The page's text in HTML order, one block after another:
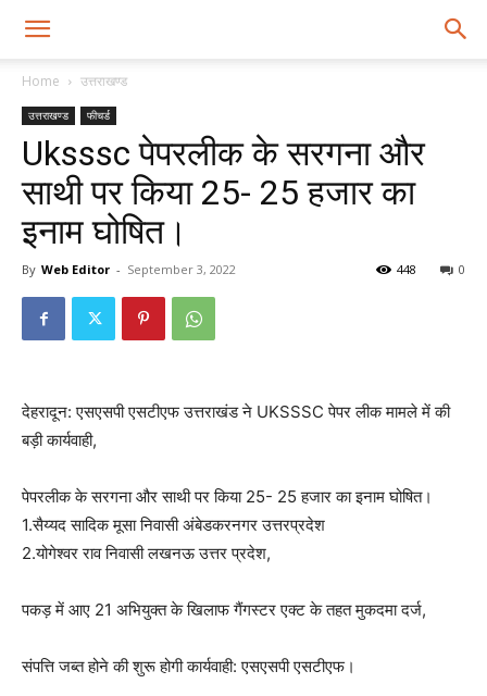
Home उत्तराखण्ड
उत्तराखण्ड फीचर्ड
Uksssc पेपरलीक के सरगना और
साथी पर किया 25- 25 हजार का
इनाम घोषित।
By Web Editor - September 3, 2022 0
448
देहरादून: एसएसपी एसटीएफ उत्तराखंड ने UKSSSC पेपर लीक मामले में की
बड़ी कार्यवाही,
पेपरलीक के सरगना और साथी पर किया 25- 25 हजार का इनाम घोषित।
1.सैय्यद सादिक मूसा निवासी अंबेडकरनगर उत्तरप्रदेश
2.योगेश्वर राव निवासी लखनऊ उत्तर प्रदेश,
पकड़ में आए 21 अभियुक्त के खिलाफ गैंगस्टर एक्ट के तहत मुकदमा दर्ज,
संपत्ति जब्त होने की शुरू होगी कार्यवाही: एसएसपी एसटीएफ।